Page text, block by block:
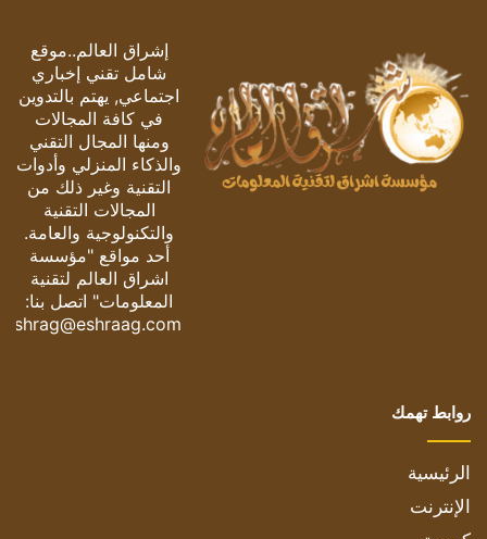
إشراق العالم..موقع
شامل تقني إخباري
اجتماعي, يهتم بالتدوين
في كافة المجالات
ومنها المجال التقني
والذكاء المنزلي وأدوات
التقنية وغير ذلك من
المجالات التقنية
والتكنولوجية والعامة.
أحد مواقع "مؤسسة
اشراق العالم لتقنية
المعلومات" اتصل بنا:
eshrag@eshraag.com
روابط تهمك
الرئيسية
الإنترنت